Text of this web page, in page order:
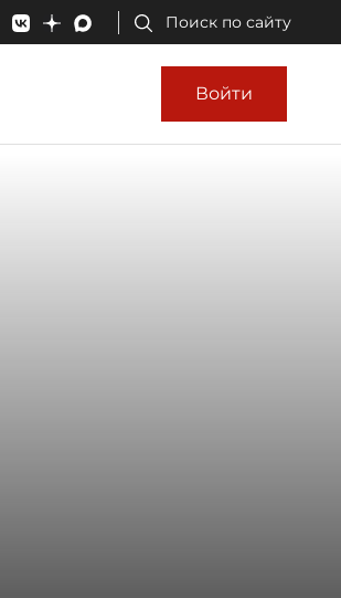
Поиск по сайту
Войти